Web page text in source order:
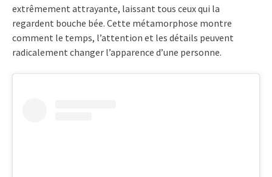
extrêmement attrayante, laissant tous ceux qui la
regardent bouche bée. Cette métamorphose montre
comment le temps, l’attention et les détails peuvent
radicalement changer l’apparence d’une personne.